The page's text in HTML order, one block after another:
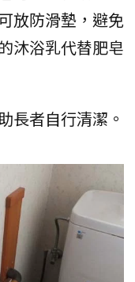
放防滑墊，避免
沐浴乳代替肥皂
長者自行清潔。